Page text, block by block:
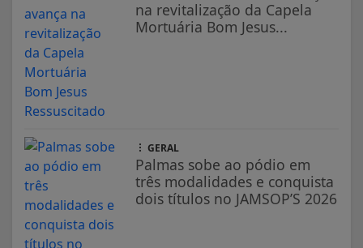
na revitalização da Capela
Mortuária Bom Jesus...
GERAL
Palmas sobe ao pódio em
três modalidades e conquista
dois títulos no JAMSOP’S 2026